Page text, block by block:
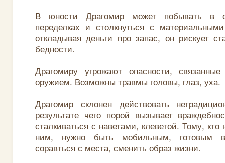
В юности Драгомир может побывать в
переделках и столкнуться с
откладывая деньги про запас, он рискует
бедности.
Драгомиру угрожают опасности,
оружием. Возможны травмы головы, глаз, уха.
Драгомир склонен действовать
результате чего порой вызывает
сталкиваться с наветами, клеветой. Тому,
ним, нужно быть мобильным, готовым
соравться с места, сменить образ жизни.